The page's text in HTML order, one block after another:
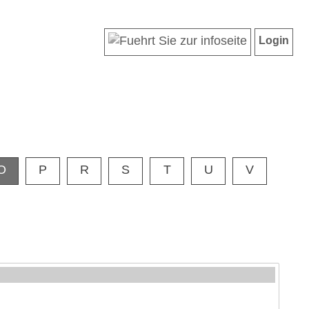
Login
P R S T U V